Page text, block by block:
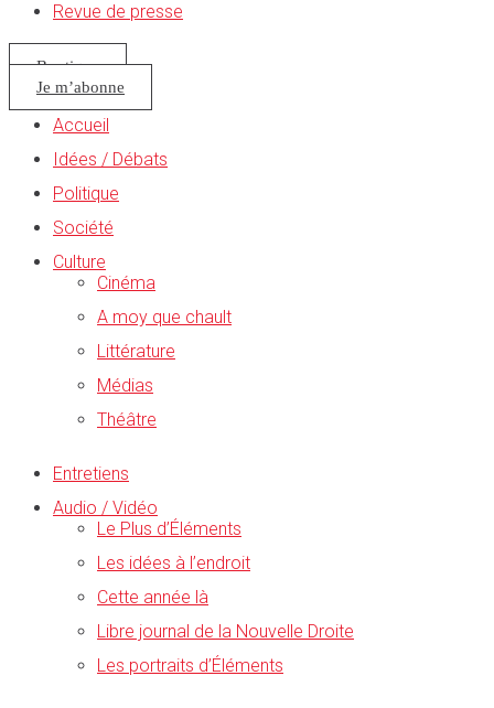
Revue de presse
Boutique
Je m’abonne
Accueil
Idées / Débats
Politique
Société
Culture
Cinéma
A moy que chault
Littérature
Médias
Théâtre
Entretiens
Audio / Vidéo
Le Plus d’Éléments
Les idées à l’endroit
Cette année là
Libre journal de la Nouvelle Droite
Les portraits d’Éléments